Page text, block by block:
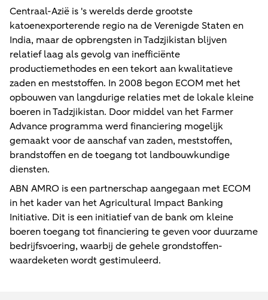
Centraal-Azië is 's werelds derde grootste
katoenexporterende regio na de Verenigde Staten en
India, maar de opbrengsten in Tadzjikistan blijven
relatief laag als gevolg van inefficiënte
productiemethodes en een tekort aan kwalitatieve
zaden en meststoffen. In 2008 begon ECOM met het
opbouwen van langdurige relaties met de lokale kleine
boeren in Tadzjikistan. Door middel van het Farmer
Advance programma werd financiering mogelijk
gemaakt voor de aanschaf van zaden, meststoffen,
brandstoffen en de toegang tot landbouwkundige
diensten.
ABN AMRO is een partnerschap aangegaan met ECOM
in het kader van het Agricultural Impact Banking
Initiative. Dit is een initiatief van de bank om kleine
boeren toegang tot financiering te geven voor duurzame
bedrijfsvoering, waarbij de gehele grondstoffen-
waardeketen wordt gestimuleerd.